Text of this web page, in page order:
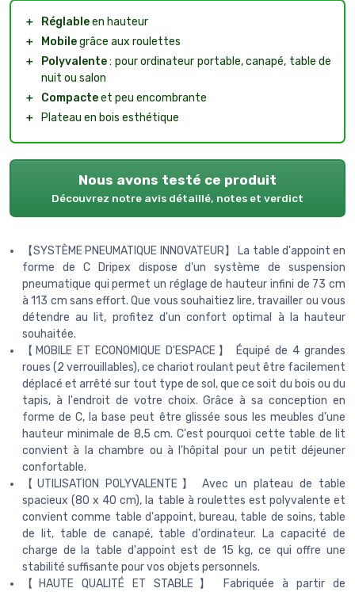
＋ Réglableen hauteur
＋
Mobilegrâce aux roulettes
＋
Polyvalente: pour ordinateur portable, canapé, table de
nuit ou salon
＋
Compacteet peu encombrante
＋
Plateau en bois esthétique
Nous avons testé ce produit
Découvrez notre avis détaillé, notes et verdict
【SYSTÈME PNEUMATIQUE INNOVATEUR】 La table d'appoint en
forme de C Dripex dispose d'un système de suspension
pneumatique qui permet un réglage de hauteur infini de 73 cm
à 113 cm sans effort. Que vous souhaitiez lire, travailler ou vous
détendre au lit, profitez d'un confort optimal à la hauteur
souhaitée.
【MOBILE ET ECONOMIQUE D'ESPACE】 Équipé de 4 grandes
roues (2 verrouillables), ce chariot roulant peut être facilement
déplacé et arrêté sur tout type de sol, que ce soit du bois ou du
tapis, à l'endroit de votre choix. Grâce à sa conception en
forme de C, la base peut être glissée sous les meubles d’une
hauteur minimale de 8,5 cm. C'est pourquoi cette table de lit
convient à la chambre ou à l'hôpital pour un petit déjeuner
confortable.
【UTILISATION POLYVALENTE】 Avec un plateau de table
spacieux (80 x 40 cm), la table à roulettes est polyvalente et
convient comme table d'appoint, bureau, table de soins, table
de lit, table de canapé, table d'ordinateur. La capacité de
charge de la table d'appoint est de 15 kg, ce qui offre une
stabilité suffisante pour vos objets personnels.
【HAUTE QUALITÉ ET STABLE】 Fabriquée à partir de